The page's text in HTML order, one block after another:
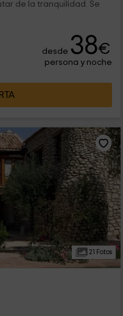
de la tranquilidad. Se
desde 38€
persona y noche
21 Fotos